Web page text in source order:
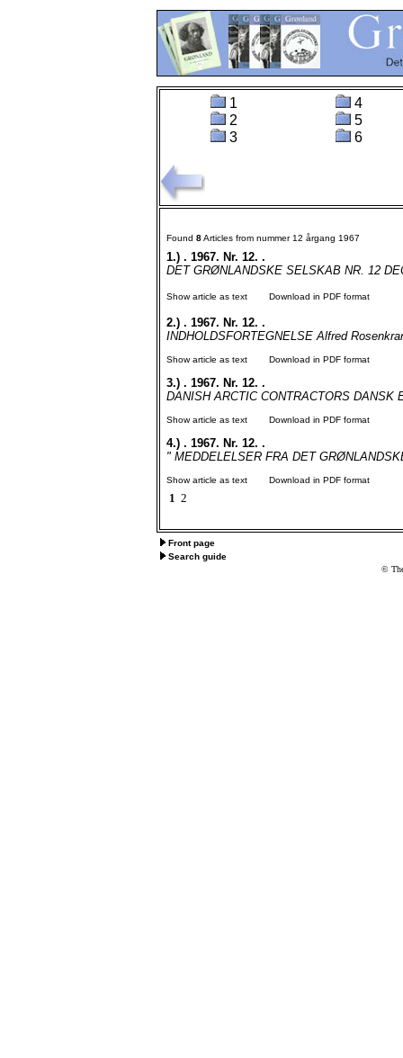
1
2
3
4
5
6
Found 8Articles from nummer 12 årgang 1967
1.) . 1967. Nr. 12. .
DET GRØNLANDSKE SELSKAB NR. 12
Show article as text Download in PDF format
2.) . 1967. Nr. 12. .
INDHOLDSFORTEGNELSE Alfred
Show article as text Download in PDF format
3.) . 1967. Nr. 12. .
DANISH ARCTIC CONTRACTORS
Show article as text Download in PDF format
4.) . 1967. Nr. 12. .
" MEDDELELSER FRA DET
Show article as text Download in PDF format
1 2
Front page
Search guide
©